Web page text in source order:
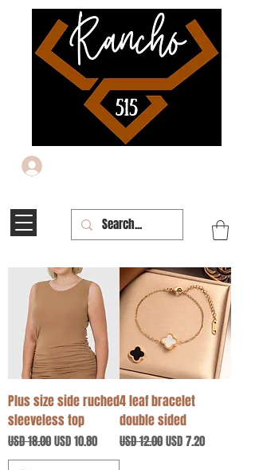
Plus size side ruched
sleeveless top
Precio
USD 18.00Precio de oferta
USD 10.80
4 leaf bracelet
double sided
Precio
USD 12.00Precio de oferta
USD 7.20